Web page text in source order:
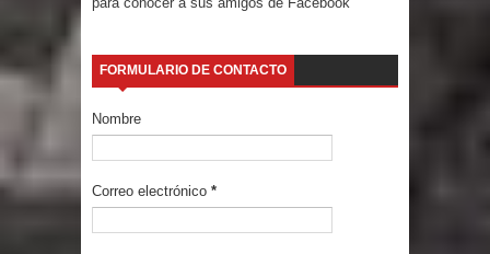
FORMULARIO DE CONTACTO
Nombre
Correo electrónico *